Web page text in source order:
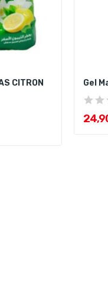
CITRON
Gel